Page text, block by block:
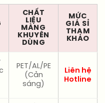
CHẤT
LIỆU
MÀNG
KHUYÊN
DÙNG
MỨC
GIÁ SỈ
THAM
KHẢO
PET/AL/PE
(Cản
sáng)
Liên hệ
Hotline